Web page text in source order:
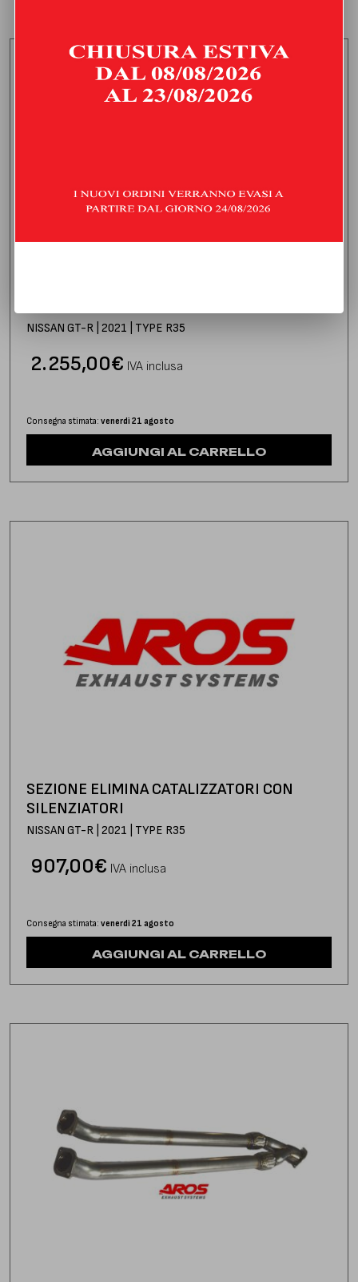
NISSAN GT-R | 2021 | TYPE R35
€
2.255,00 IVA inclusa
Consegna stimata: venerdì 21 agosto
AGGIUNGI AL CARRELLO
SEZIONE ELIMINA CATALIZZATORI CON
SILENZIATORI
NISSAN GT-R | 2021 | TYPE R35
€
907,00 IVA inclusa
Consegna stimata: venerdì 21 agosto
AGGIUNGI AL CARRELLO